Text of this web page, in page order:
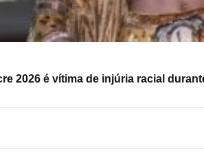
2026 é vítima de injúria racial